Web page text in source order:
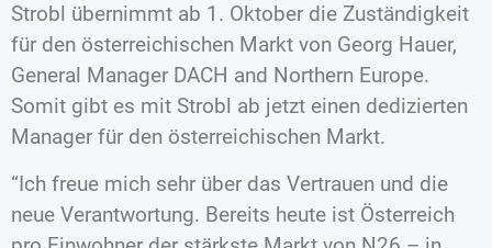
Strobl übernimmt ab 1. Oktober die Zuständigkeit
für den österreichischen Markt von Georg Hauer,
General Manager DACH and Northern Europe.
Somit gibt es mit Strobl ab jetzt einen dedizierten
Manager für den österreichischen Markt.
“Ich freue mich sehr über das Vertrauen und die
neue Verantwortung. Bereits heute ist Österreich